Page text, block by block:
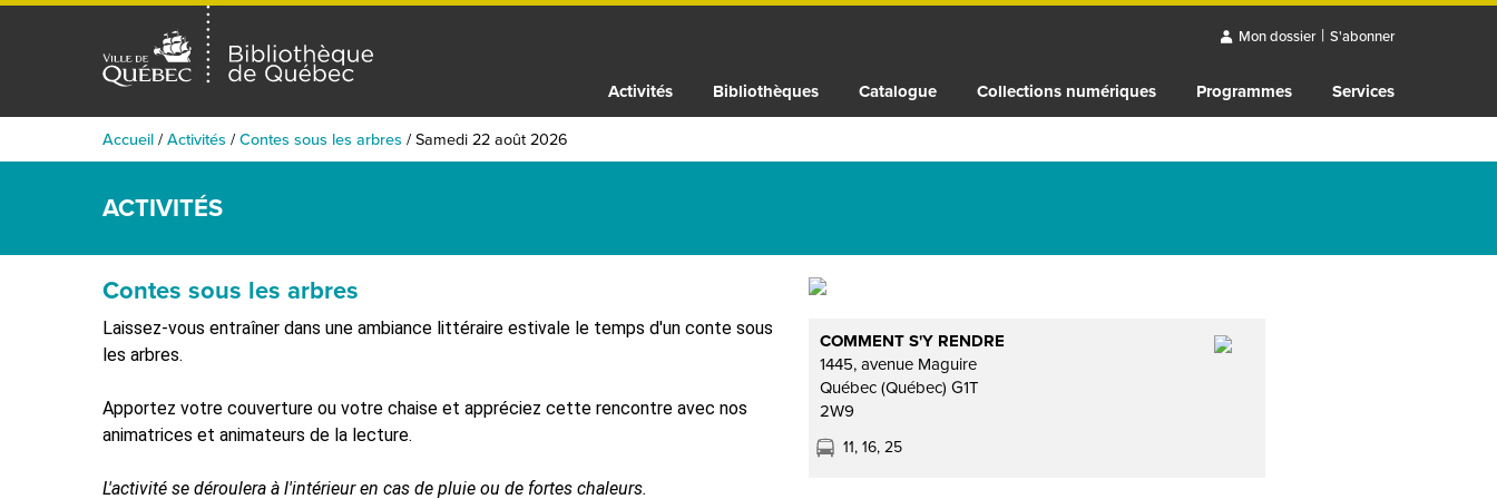
Mon dossier | S'abonner
Activités Bibliothèques Catalogue Collections numériques Programmes
Services
Accueil/Activités /Contes sous les arbres /Samedi 22 août 2026
ACTIVITÉS
Contes sous les arbres
Laissez-vous entraîner dans une ambiance littéraire estivale le temps d'un conte sous
les arbres.
Apportez votre couverture ou votre chaise et appréciez cette rencontre avec nos
animatrices et animateurs de la lecture.
L'activité se déroulera à l'intérieur en cas de pluie ou de fortes chaleurs.
COMMENT S'Y RENDRE
1445, avenue Maguire
Québec (Québec) G1T
2W9
11, 16, 25